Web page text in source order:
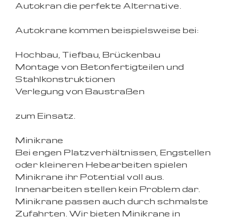
Autokran die perfekte Alternative.
Autokrane kommen beispielsweise bei:
Hochbau, Tiefbau, Brückenbau
Montage von Betonfertigteilen und
Stahlkonstruktionen
Verlegung von Baustraßen
zum Einsatz.
Minikrane
Bei engen Platzverhältnissen, Engstellen
oder kleineren Hebearbeiten spielen
Minikrane ihr Potential voll aus.
Innenarbeiten stellen kein Problem dar.
Minikrane passen auch durch schmalste
Zufahrten. Wir bieten Minikrane in